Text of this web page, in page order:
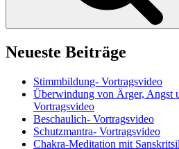
Neueste Beiträge
Stimmbildung- Vortragsvideo
Überwindung von Ärger, Angst
Vortragsvideo
Beschaulich- Vortragsvideo
Schutzmantra- Vortragsvideo
Chakra-Meditation mit